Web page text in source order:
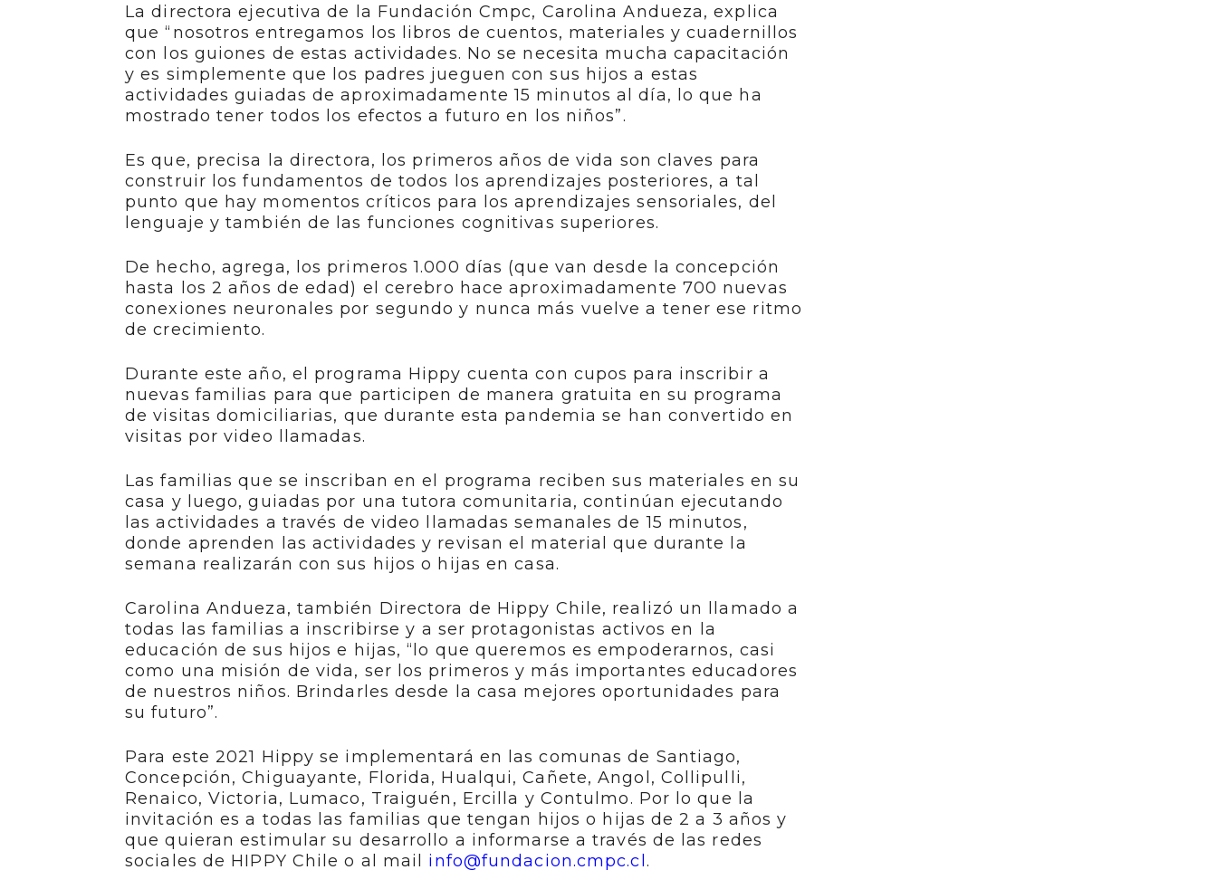
La directora ejecutiva de la Fundación Cmpc, Carolina Andueza, explica
que “nosotros entregamos los libros de cuentos, materiales y cuadernillos
con los guiones de estas actividades. No se necesita mucha capacitación
y es simplemente que los padres jueguen con sus hijos a estas
actividades guiadas de aproximadamente 15 minutos al día, lo que ha
mostrado tener todos los efectos a futuro en los niños”.
Es que, precisa la directora, los primeros años de vida son claves para
construir los fundamentos de todos los aprendizajes posteriores, a tal
punto que hay momentos críticos para los aprendizajes sensoriales, del
lenguaje y también de las funciones cognitivas superiores.
De hecho, agrega, los primeros 1.000 días (que van desde la concepción
hasta los 2 años de edad) el cerebro hace aproximadamente 700 nuevas
conexiones neuronales por segundo y nunca más vuelve a tener ese ritmo
de crecimiento.
Durante este año, el programa Hippy cuenta con cupos para inscribir a
nuevas familias para que participen de manera gratuita en su programa
de visitas domiciliarias, que durante esta pandemia se han convertido en
visitas por video llamadas.
Las familias que se inscriban en el programa reciben sus materiales en su
casa y luego, guiadas por una tutora comunitaria, continúan ejecutando
las actividades a través de video llamadas semanales de 15 minutos,
donde aprenden las actividades y revisan el material que durante la
semana realizarán con sus hijos o hijas en casa.
Carolina Andueza, también Directora de Hippy Chile, realizó un llamado a
todas las familias a inscribirse y a ser protagonistas activos en la
educación de sus hijos e hijas, “lo que queremos es empoderarnos, casi
como una misión de vida, ser los primeros y más importantes educadores
de nuestros niños. Brindarles desde la casa mejores oportunidades para
su futuro”.
Para este 2021 Hippy se implementará en las comunas de Santiago,
Concepción, Chiguayante, Florida, Hualqui, Cañete, Angol, Collipulli,
Renaico, Victoria, Lumaco, Traiguén, Ercilla y Contulmo. Por lo que la
invitación es a todas las familias que tengan hijos o hijas de 2 a 3 años y
que quieran estimular su desarrollo a informarse a través de las redes
sociales de HIPPY Chile o al mail info@fundacion.cmpc.cl .